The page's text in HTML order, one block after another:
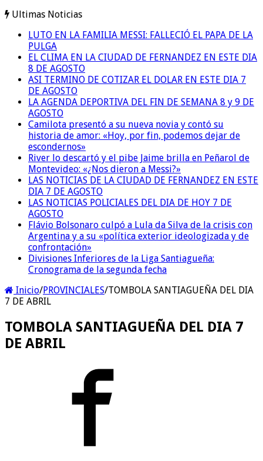
Ultimas Noticias
LUTO EN LA FAMILIA MESSI: FALLECIÓ EL PAPA DE LA
PULGA
EL CLIMA EN LA CIUDAD DE FERNANDEZ EN ESTE DIA
8 DE AGOSTO
ASI TERMINO DE COTIZAR EL DOLAR EN ESTE DIA 7
DE AGOSTO
LA AGENDA DEPORTIVA DEL FIN DE SEMANA 8 y 9 DE
AGOSTO
Camilota presentó a su nueva novia y contó su
historia de amor: «Hoy, por fin, podemos dejar de
escondernos»
River lo descartó y el pibe Jaime brilla en Peñarol de
Montevideo: «¿Nos dieron a Messi?»
LAS NOTICIAS DE LA CIUDAD DE FERNANDEZ EN ESTE
DIA 7 DE AGOSTO
LAS NOTICIAS POLICIALES DEL DIA DE HOY 7 DE
AGOSTO
Flávio Bolsonaro culpó a Lula da Silva de la crisis con
Argentina y a su «política exterior ideologizada y de
confrontación»
Divisiones Inferiores de la Liga Santiagueña:
Cronograma de la segunda fecha
Inicio/PROVINCIALES/TOMBOLA SANTIAGUEÑA DEL DIA
7 DE ABRIL
TOMBOLA SANTIAGUEÑA DEL DIA 7
DE ABRIL